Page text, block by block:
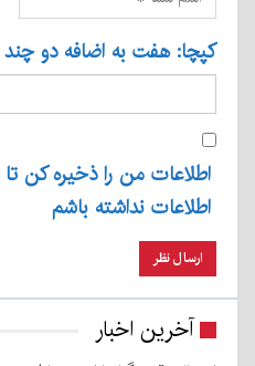
کپچا: هفت به اضافه دو
اطلاعات من را ذخیره کن تا
اطلاعات نداشته باشم
آخرین اخبار